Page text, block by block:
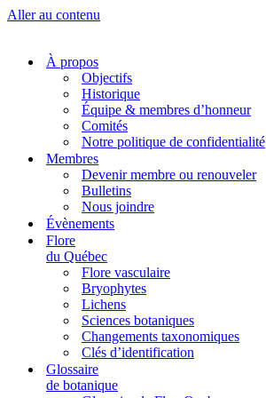
Aller au contenu
À propos
Objectifs
Historique
Équipe & membres d’honneur
Comités
Notre politique de confidentialité
Membres
Devenir membre ou renouveler
Bulletins
Nous joindre
Évènements
Flore
du Québec
Flore vasculaire
Bryophytes
Lichens
Sciences botaniques
Changements taxonomiques
Clés d’identification
Glossaire
de botanique